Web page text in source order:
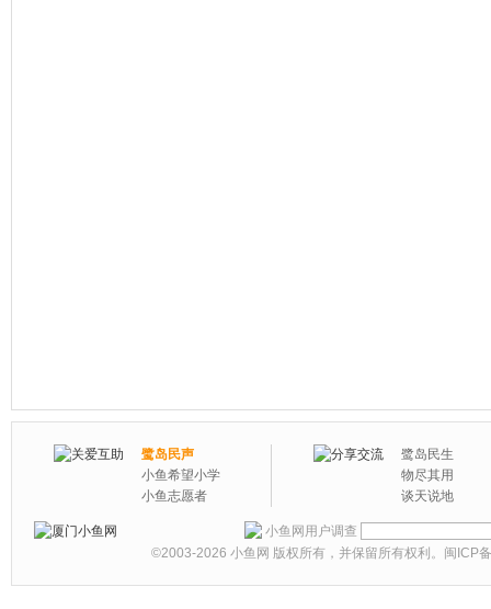
鹭岛民声
小鱼希望小学
小鱼志愿者
鹭岛民生
物尽其用
谈天说地
小鱼网用户调查
©2003-2026 小鱼网 版权所有，并保留所有权利。 闽ICP